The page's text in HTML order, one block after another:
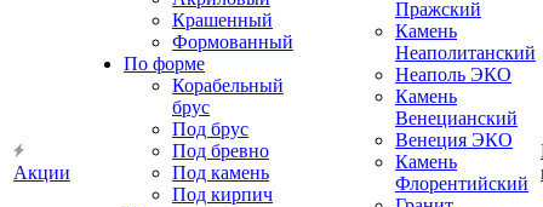
Акции
Крашенный
Формованный
По форме
Корабельный
брус
Под брус
Под бревно
Под камень
Под кирпич
Пражский
Камень
Неаполитанский
Неаполь ЭКО
Камень
Венецианский
Венеция ЭКО
Камень
Флорентийский